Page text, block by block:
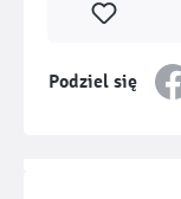
Podziel się